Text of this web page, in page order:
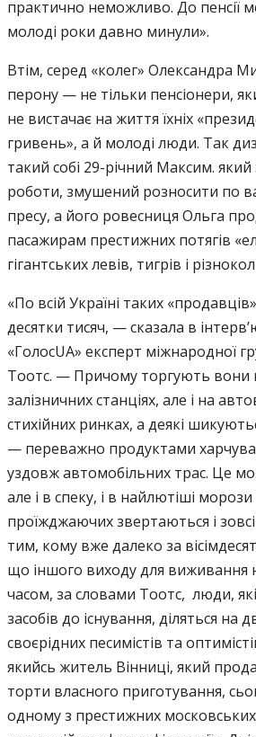
практично неможливо. До пенсії
молоді роки давно минули».
Втім, серед «колег» Олександра
перону — не тільки пенсіонери,
не вистачає на життя їхніх
гривень», а й молоді люди. Так
такий собі 29-річний Максим.
роботи, змушений розносити по
пресу, а його ровесниця Ольга
пасажирам престижних потягів
гігантських левів, тигрів і
«По всій Україні таких
десятки тисяч, — сказала в
«ГолосUA» експерт міжнародної
Тоотс. — Причому торгують вони
залізничних станціях, але і на
стихійних ринках, а деякі
— переважно продуктами
уздовж автомобільних трас. Це
але і в спеку, і в найлютіші
проїжджаючих звертаються і
тим, кому вже далеко за
що іншого виходу для виживання
часом, за словами Тоотс, люди,
засобів до існування, діляться на
своєрідних песимістів та
якийсь житель Вінниці, який
торти власного приготування,
одному з престижних московських